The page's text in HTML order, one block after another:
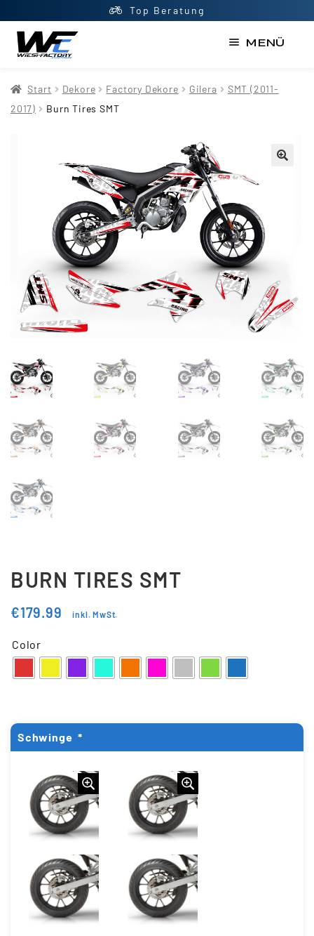
Top Beratung
MENÜ
AGB
Mein Konto
Newsletter
Shop
Updraft Central
Warenkorb
Widerrufsbelehrung
Wunschliste
Start Dekore Factory Dekore Gilera
SMT (2011-
2017)
Burn Tires SMT
BURN TIRES SMT
€179.99 inkl. MwSt.
Color
Schwinge *